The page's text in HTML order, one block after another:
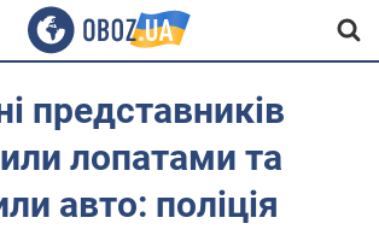
представників
лопатами та
авто: поліція